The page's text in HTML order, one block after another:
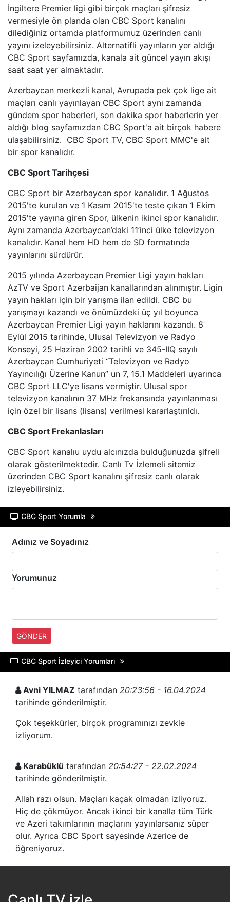
BEYAZ TV
SHOW TV
A2 TV
TEVE2
TV8,5
SöZCü TV
HABER GLOBAL
HABERTüRK
HALK TV
A HABER
TRT HABER
TELE1
CNN TüRK
ULUSAL KANAL
TJK TV
TRT SPOR
A SPOR
TRT BELGESEL
HT SPOR
BLOOMBERG HT
İngiltere Premier ligi gibi birçok maçları şifresiz
vermesiyle ön planda olan CBC Sport kanalını
dilediğiniz ortamda platformumuz üzerinden canlı
yayını izeleyebilirsiniz. Alternatifli yayınların yer aldığı
CBC Sport sayfamızda, kanala ait güncel yayın akışı
saat saat yer almaktadır.
Azerbaycan merkezli kanal, Avrupada pek çok lige ait
maçları canlı yayınlayan CBC Sport aynı zamanda
gündem spor haberleri, son dakika spor haberlerin yer
aldığı blog sayfamızdan CBC Sport'a ait birçok habere
ulaşabilirsiniz. CBC Sport TV, CBC Sport MMC'e ait
bir spor kanalıdır.
CBC Sport Tarihçesi
CBC Sport bir Azerbaycan spor kanalıdır. 1 Ağustos
2015'te kurulan ve 1 Kasım 2015'te teste çıkan 1 Ekim
2015'te yayına giren Spor, ülkenin ikinci spor kanalıdır.
Aynı zamanda Azerbaycan’daki 11’inci ülke televizyon
kanalıdır. Kanal hem HD hem de SD formatında
yayınlarını sürdürür.
2015 yılında Azerbaycan Premier Ligi yayın hakları
AzTV ve Sport Azerbaijan kanallarından alınmıştır. Ligin
yayın hakları için bir yarışma ilan edildi. CBC bu
yarışmayı kazandı ve önümüzdeki üç yıl boyunca
Azerbaycan Premier Ligi yayın haklarını kazandı. 8
Eylül 2015 tarihinde, Ulusal Televizyon ve Radyo
Konseyi, 25 Haziran 2002 tarihli ve 345-IIQ sayılı
Azerbaycan Cumhuriyeti “Televizyon ve Radyo
Yayıncılığı Üzerine Kanun” un 7, 15.1 Maddeleri uyarınca
CBC Sport LLC'ye lisans vermiştir. Ulusal spor
televizyon kanalının 37 MHz frekansında yayınlanması
için özel bir lisans (lisans) verilmesi kararlaştırıldı.
CBC Sport Frekanlasları
CBC Sport kanalıu uydu alcınızda bulduğunuzda şifreli
olarak gösterilmektedir. Canlı Tv İzlemeli sitemiz
üzerinden CBC Sport kanalını şifresiz canlı olarak
izleyebilirsiniz.
CBC Sport Yorumla
Adınız ve Soyadınız
Yorumunuz
GÖNDER
CBC Sport İzleyici Yorumları
Avni YILMAZ tarafından 20:23:56 - 16.04.2024
tarihinde gönderilmiştir.
Çok teşekkürler, birçok programınızı zevkle
izliyorum.
Karabüklü tarafından 20:54:27 - 22.02.2024
tarihinde gönderilmiştir.
Allah razı olsun. Maçları kaçak olmadan izliyoruz.
Hiç de çökmüyor. Ancak ikinci bir kanalla tüm Türk
ve Azeri takımlarının maçlarını yayınlarsanız süper
olur. Ayrıca CBC Sport sayesinde Azerice de
öğreniyoruz.
tarihinde gönderilmiştir.